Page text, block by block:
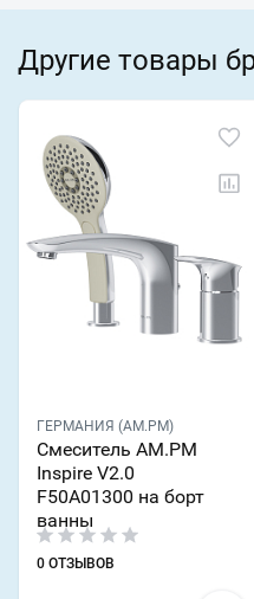
Другие товары
ГЕРМАНИЯ (AM.PM)
Смеситель AM.PM
Inspire V2.0
F50A01300 на борт
ванны
0 ОТЗЫВОВ